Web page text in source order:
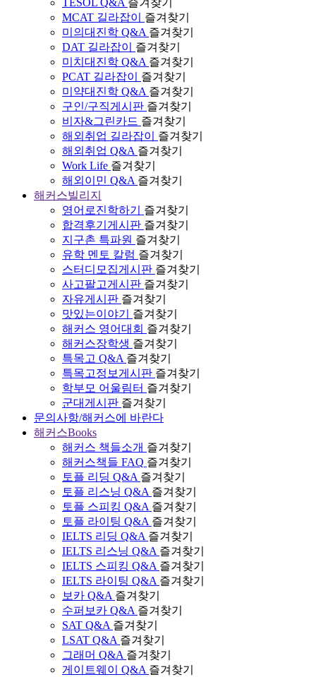
MCAT 길라잡이
즐겨찾기
미의대진학 Q&A 즐겨찾기
DAT 길라잡이
즐겨찾기
미치대진학 Q&A 즐겨찾기
PCAT 길라잡이
즐겨찾기
미약대진학 Q&A 즐겨찾기
구인/구직게시판 즐겨찾기
비자&그린카드 즐겨찾기
해외취업 길라잡이
즐겨찾기
해외취업 Q&A 즐겨찾기
Work Life 즐겨찾기
해외이민 Q&A 즐겨찾기
해커스빌리지
영어로진학하기
즐겨찾기
합격후기게시판 즐겨찾기
지구촌 특파원 즐겨찾기
유학 멘토 칼럼 즐겨찾기
스터디모집게시판 즐겨찾기
사고팔고게시판 즐겨찾기
자유게시판 즐겨찾기
맛있는이야기
즐겨찾기
해커스 영어대회 즐겨찾기
해커스장학생 즐겨찾기
특목고 Q&A 즐겨찾기
특목고정보게시판 즐겨찾기
학부모 어울림터 즐겨찾기
군대게시판 즐겨찾기
문의사항/해커스에 바란다
해커스Books
해커스 책들소개 즐겨찾기
해커스책들 FAQ 즐겨찾기
토플 리딩 Q&A 즐겨찾기
토플 리스닝 Q&A 즐겨찾기
토플 스피킹 Q&A 즐겨찾기
토플 라이팅 Q&A 즐겨찾기
IELTS 리딩 Q&A 즐겨찾기
IELTS 리스닝 Q&A 즐겨찾기
IELTS 스피킹 Q&A 즐겨찾기
IELTS 라이팅 Q&A 즐겨찾기
보카 Q&A 즐겨찾기
수퍼보카 Q&A 즐겨찾기
SAT Q&A 즐겨찾기
LSAT Q&A 즐겨찾기
그래머 Q&A 즐겨찾기
게이트웨이 Q&A 즐겨찾기